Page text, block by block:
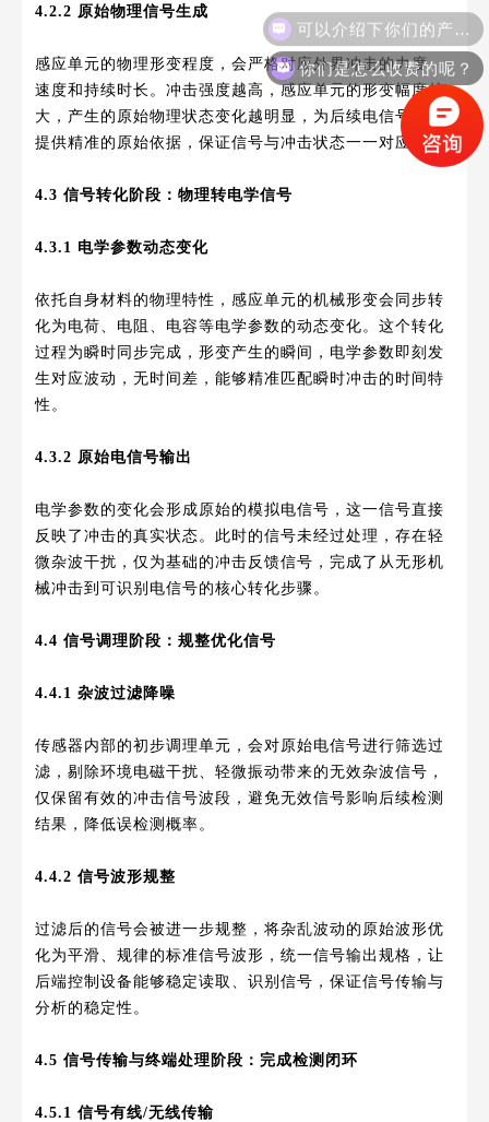
4.2.2 原始物理信号生成
感应单元的物理形变程度，会严格对应外界冲击的力度、
速度和持续时长。冲击强度越高，感应单元的形变幅度越
大，产生的原始物理状态变化越明显，为后续电信号转化
提供精准的原始依据，保证信号与冲击状态一一对应。
4.3 信号转化阶段：物理转电学信号
4.3.1 电学参数动态变化
依托自身材料的物理特性，感应单元的机械形变会同步转
化为电荷、电阻、电容等电学参数的动态变化。这个转化
过程为瞬时同步完成，形变产生的瞬间，电学参数即刻发
生对应波动，无时间差，能够精准匹配瞬时冲击的时间特
性。
4.3.2 原始电信号输出
电学参数的变化会形成原始的模拟电信号，这一信号直接
反映了冲击的真实状态。此时的信号未经过处理，存在轻
微杂波干扰，仅为基础的冲击反馈信号，完成了从无形机
械冲击到可识别电信号的核心转化步骤。
4.4 信号调理阶段：规整优化信号
4.4.1 杂波过滤降噪
传感器内部的初步调理单元，会对原始电信号进行筛选过
滤，剔除环境电磁干扰、轻微振动带来的无效杂波信号，
仅保留有效的冲击信号波段，避免无效信号影响后续检测
结果，降低误检测概率。
4.4.2 信号波形规整
过滤后的信号会被进一步规整，将杂乱波动的原始波形优
化为平滑、规律的标准信号波形，统一信号输出规格，让
后端控制设备能够稳定读取、识别信号，保证信号传输与
分析的稳定性。
4.5 信号传输与终端处理阶段：完成检测闭环
4.5.1 信号有线/无线传输
你们是怎么收费的呢？